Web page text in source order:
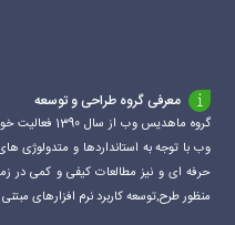
معرفی گروه طراحی و توسعه
گروه ماهدیس
وب با توجه به استانداردها و متدولوژی
حرفه ای و نیز مطالعات کیفی و کمی در
منظور طرح,توسعه کاربرد نرم افزارهای